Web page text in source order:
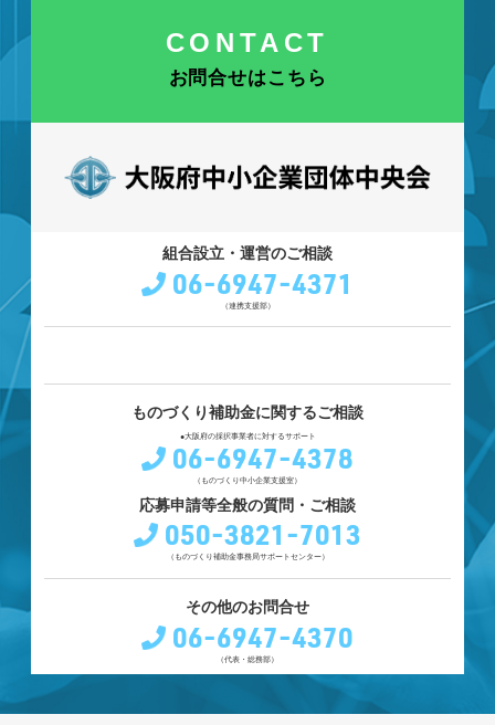
CONTACT
お問合せはこちら
組合設立・運営のご相談
06-6947-4371
（連携支援部）
ものづくり補助金に関するご相談
●大阪府の採択事業者に対するサポート
06-6947-4378
（ものづくり中小企業支援室）
応募申請等全般の質問・ご相談
050-3821-7013
（ものづくり補助金事務局サポートセンター）
その他のお問合せ
06-6947-4370
（代表・総務部）